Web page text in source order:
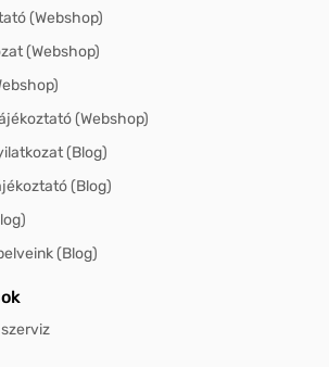
(Webshop)
(Webshop)
(Webshop)
(Blog)
(Blog)
(Blog)